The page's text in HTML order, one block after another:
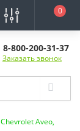
0
8-800-200-31-37
Заказать звонок
Chevrolet Aveo,